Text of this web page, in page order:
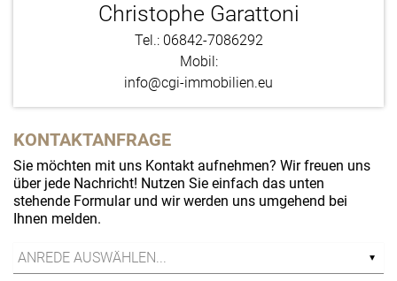
Christophe Garattoni
Tel.: 06842-7086292
Mobil:
info@cgi-immobilien.eu
KONTAKTANFRAGE
Sie möchten mit uns Kontakt aufnehmen? Wir freuen uns
über jede Nachricht! Nutzen Sie einfach das unten
stehende Formular und wir werden uns umgehend bei
Ihnen melden.